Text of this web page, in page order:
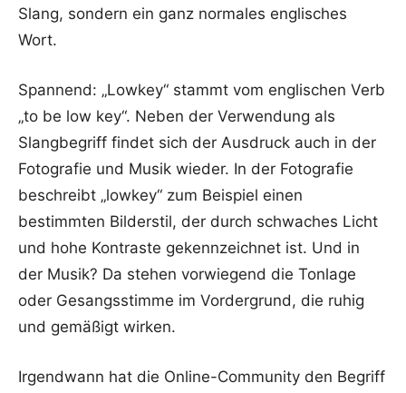
Slang, sondern ein ganz normales englisches
Wort.
Spannend: „Lowkey“ stammt vom englischen Verb
„to be low key“. Neben der Verwendung als
Slangbegriff findet sich der Ausdruck auch in der
Fotografie und Musik wieder. In der Fotografie
beschreibt „lowkey“ zum Beispiel einen
bestimmten Bilderstil, der durch schwaches Licht
und hohe Kontraste gekennzeichnet ist. Und in
der Musik? Da stehen vorwiegend die Tonlage
oder Gesangsstimme im Vordergrund, die ruhig
und gemäßigt wirken.
Irgendwann hat die Online-Community den Begriff